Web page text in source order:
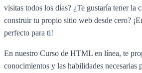
visitas todos los días? ¿Te gustaría tener la
construir tu propio sitio web desde cero?
perfecto para ti!
En nuestro Curso de HTML en línea, te
conocimientos y las habilidades necesarias